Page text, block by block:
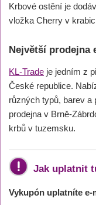
Krbové ostění je
vložka Cherry v
Největší prodejna
KL-Trade je jedním z
České republice.
různých typů, barev a
prodejna v Brně-
krbů v tuzemsku.
Jak uplatnit
Vykupón uplatníte e-